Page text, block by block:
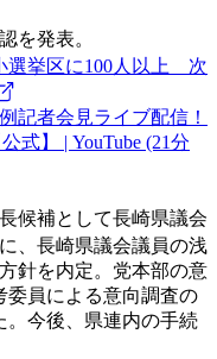
を発表。
選挙区に100人以上 次
記者会見ライブ配信！
式】 | YouTube (21分
候補として長崎県議会
、長崎県議会議員の浅
針を内定。党本部の意
委員による意向調査の
。今後、県連内の手続